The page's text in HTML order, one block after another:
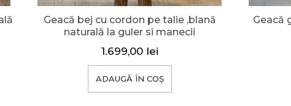
Geacă bej cu cordon pe talie ,blană
naturală la guler si manecii
1.699,00 lei
ADAUGĂ ÎN COȘ
Geacă